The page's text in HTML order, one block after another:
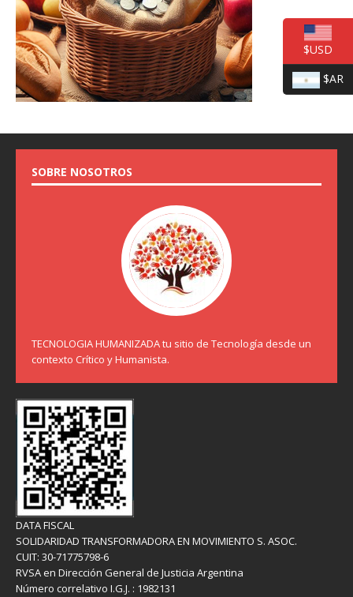
SOBRE NOSOTROS
TECNOLOGIA HUMANIZADA tu sitio de Tecnología desde un
contexto Crítico y Humanista.
DATA FISCAL
SOLIDARIDAD TRANSFORMADORA EN MOVIMIENTO S. ASOC.
CUIT: 30-71775798-6
RVSA en Dirección General de Justicia Argentina
Número correlativo I.G.J. : 1982131
$USD
$AR